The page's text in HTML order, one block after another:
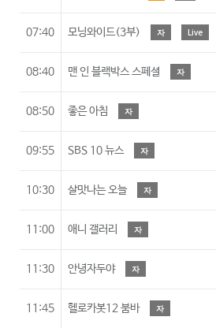
07:40 모닝와이드(3부) 자 Live
08:40 맨 인 블랙박스 스페셜 자
08:50 좋은 아침 자
09:55 SBS 10 뉴스 자
10:30 살맛나는 오늘 자
11:00 애니 갤러리 자
11:30 안녕자두야 자
11:45 헬로카봇12 붐바 자